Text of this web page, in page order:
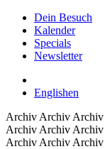
Dein Besuch
Kalender
Specials
Newsletter
Englishen
Archiv Archiv
Archiv Archiv
Archiv Archiv Archiv